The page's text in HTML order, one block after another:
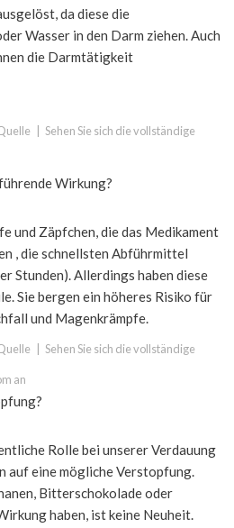
da diese die
Wasser in den Darm ziehen. Auch
die Darmtätigkeit
Sehen Sie sich die vollständige
Wirkung?
und Zäpfchen, die das Medikament
, die schnellsten Abführmittel
Stunden). Allerdings haben diese
Sie bergen ein höheres Risiko für
und Magenkrämpfe.
Sehen Sie sich die vollständige
an
Rolle bei unserer Verdauung
auf eine mögliche Verstopfung.
Bitterschokolade oder
haben, ist keine Neuheit.